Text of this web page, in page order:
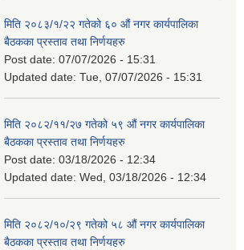
मिति २०८३/१/२२ गतेको ६० औं नगर कार्यपालिका
बैठकका प्रस्ताव तथा निर्णयहरु
Post date: 07/07/2026 - 15:31
Updated date: Tue, 07/07/2026 - 15:31
मिति २०८२/११/२७ गतेको ५९ औं नगर कार्यपालिका
बैठकका प्रस्ताव तथा निर्णयहरु
Post date: 03/18/2026 - 12:34
Updated date: Wed, 03/18/2026 - 12:34
मिति २०८२/१०/२९ गतेको ५८ औं नगर कार्यपालिका
बैठकका प्रस्ताव तथा निर्णयहरु